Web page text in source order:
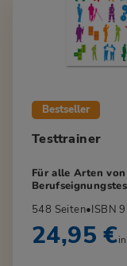
Bestseller
Testtrainer
Für alle Arten
548 Seiten•ISBN
24,95 €